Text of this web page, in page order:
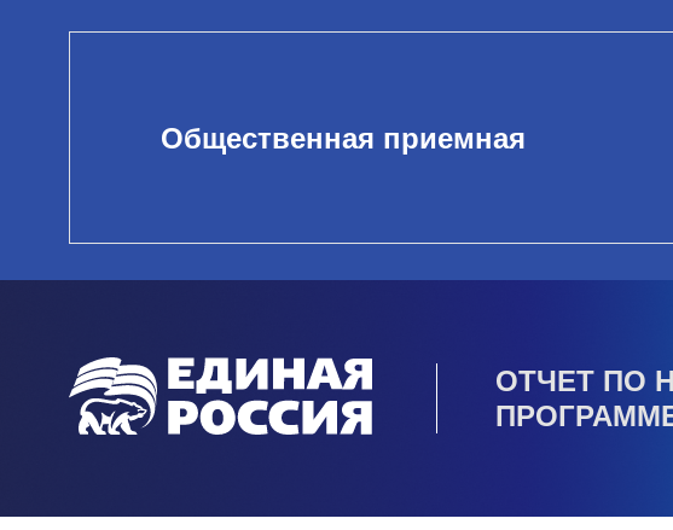
Общественная приемная
ОТЧЕТ ПО
ПРОГРАММЕ